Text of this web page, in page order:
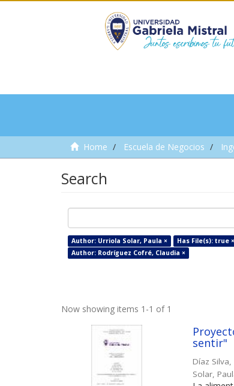
Home Escuela de Negocios
Search
Author: Urriola Solar, Paula × Has File(s): true ×
Author: Rodríguez Cofré, Claudia ×
Now showing items 1-1 of 1
sentir"
Díaz
Solar,